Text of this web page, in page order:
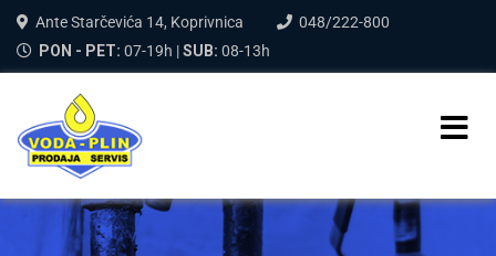
Ante Starčevića 14, Koprivnica
048/222-800
PON - PET: 07-19h |SUB: 08-13h